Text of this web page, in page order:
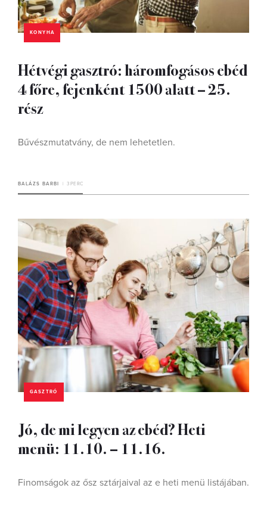
KONYHA
Hétvégi gasztró: háromfogásos ebéd
4 főre, fejenként 1500 alatt – 25.
rész
Bűvészmutatvány, de nem lehetetlen.
BALÁZS BARBI 3 PERC
GASZTRÓ
Jó, de mi legyen az ebéd? Heti
menü: 11.10. – 11.16.
Finomságok az ősz sztárjaival az e heti menü listájában.